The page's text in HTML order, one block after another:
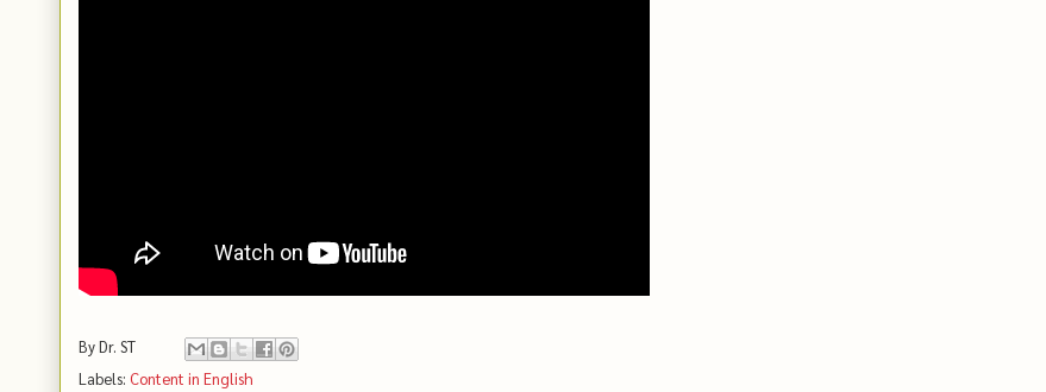
ByDr. ST
Labels: Content in English